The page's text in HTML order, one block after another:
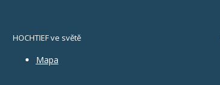
HOCHTIEF ve světě
Mapa